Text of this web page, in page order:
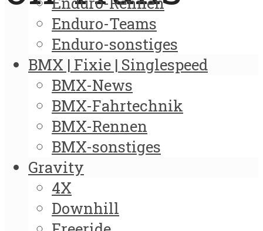
Enduro-Teams
Enduro-sonstiges
BMX | Fixie | Singlespeed
BMX-News
BMX-Fahrtechnik
BMX-Rennen
BMX-sonstiges
Gravity
4X
Downhill